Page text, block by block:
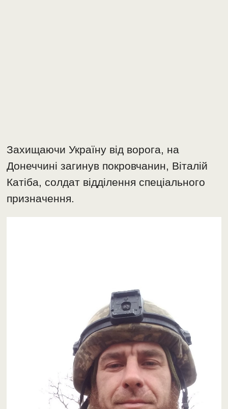
Захищаючи Україну від ворога, на
Донеччині загинув покровчанин, Віталій
Катіба, солдат відділення спеціального
призначення.